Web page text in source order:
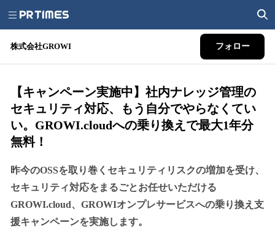
株式会社GROWI フォロー
【キャンペーン実施中】社内ナレッジ管理の
セキュリティ対応、もう自分でやらなくてい
い。GROWI.cloudへの乗り換えで最大1年分
無料！
昨今のOSSを取り巻くセキュリティリスクの増加を受け、
セキュリティ対応をまるごとお任せいただける
GROWI.cloud、GROWIオンプレサービスへの乗り換え支
援キャンペーンを実施します。